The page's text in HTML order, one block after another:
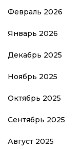
Февраль 2026
Январь 2026
Декабрь 2025
Ноябрь 2025
Октябрь 2025
Сентябрь 2025
Август 2025